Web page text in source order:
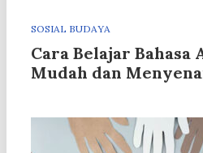
SOSIAL BUDAYA
Cara Belajar Bahasa
Mudah dan